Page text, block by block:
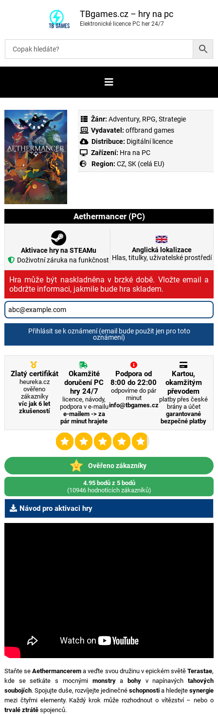
t
b
TBgames.cz – hry na pc
Elektronické licence PC her 24/7
Žánr: Adventury, RPG, Strategie
Vydavatel: offbrand games
Distribuce: Digitální licence
Zařízení: Hra na PC
Region: CZ, SK (celá EU)
Aethermancer (PC)
Aktivace hry na STEAMu
Doživotní záruka na funkčnost
Anglická lokalizace
Hlas, titulky, uživatelské prostředí
Hra může být naskladněna v brzké době. Vložte email a
obdržte informaci, jakmile bude hra skladem.
Přihlásit se k oznámení (email bude použit jen pro toto
oznámení)
Zlatý certifikát
heureka.cz
ověřeno
zákazníky
víc jak 6 let
zkušeností
Okamžité
doručení PC
hry 24/7
licence, návody,
podpora v e-mailu
e-mailem -> za
pár minut hrajete
Podpora od
8:00 do 22:00
odpovíme do pár
minut
info@tbgames.cz
Kartou,
okamžitým
převodem
platby přes české
brány a účet
garantované
bezpečné platby
Ověřeno zákazníky
4.95 bodů z 5 bodů
(10946 hodnotících zákazníků)
Návod pro aktivaci hry
Staňte seAethermancerem a veďte svou družinu v epickém světěTerastae,
kde se setkáte s mocnými monstrya bohyv napínavýchtahových
soubojích. Spojujte duše, rozvíjejte jedinečnéschopnosti a hledejtesynergie
mezi čtyřmi elementy. Každý krok může rozhodnout o vítězství – nebo o
trvalé ztrátěspojenců.